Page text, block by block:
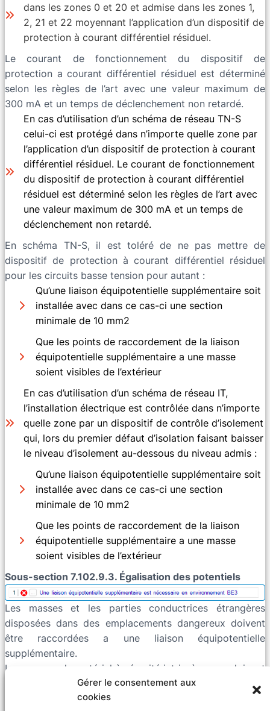
Gérer le consentement aux
cookies
dans les zones 0 et 20 et admise dans les zones 1,
2, 21 et 22 moyennant l’application d’un dispositif de
protection à courant différentiel résiduel.
Le courant de fonctionnement du dispositif de
protection a courant différentiel résiduel est déterminé
selon les règles de l’art avec une valeur maximum de
300 mA et un temps de déclenchement non retardé.
En cas d’utilisation d’un schéma de réseau TN-S
celui-ci est protégé dans n’importe quelle zone par
l’application d’un dispositif de protection à courant
différentiel résiduel. Le courant de fonctionnement
du dispositif de protection à courant différentiel
résiduel est déterminé selon les règles de l’art avec
une valeur maximum de 300 mA et un temps de
déclenchement non retardé.
En schéma TN-S, il est toléré de ne pas mettre de
dispositif de protection à courant différentiel résiduel
pour les circuits basse tension pour autant :
Qu’une liaison équipotentielle supplémentaire soit
installée avec dans ce cas-ci une section
minimale de 10 mm2
Que les points de raccordement de la liaison
équipotentielle supplémentaire a une masse
soient visibles de l’extérieur
En cas d’utilisation d’un schéma de réseau IT,
l’installation électrique est contrôlée dans n’importe
quelle zone par un dispositif de contrôle d’isolement
qui, lors du premier défaut d’isolation faisant baisser
le niveau d’isolement au-dessous du niveau admis :
Qu’une liaison équipotentielle supplémentaire soit
installée avec dans ce cas-ci une section
minimale de 10 mm2
Que les points de raccordement de la liaison
équipotentielle supplémentaire a une masse
soient visibles de l’extérieur
Sous-section 7.102.9.3. Égalisation des potentiels
Les masses et les parties conductrices étrangères
disposées dans des emplacements dangereux doivent
être raccordées a une liaison équipotentielle
supplémentaire.
Les masses du matériel à sécurité intrinsèque ne doivent
pas nécessairement être raccordées a la liaison
équipotentielle, sauf si les prescriptions d’installation du